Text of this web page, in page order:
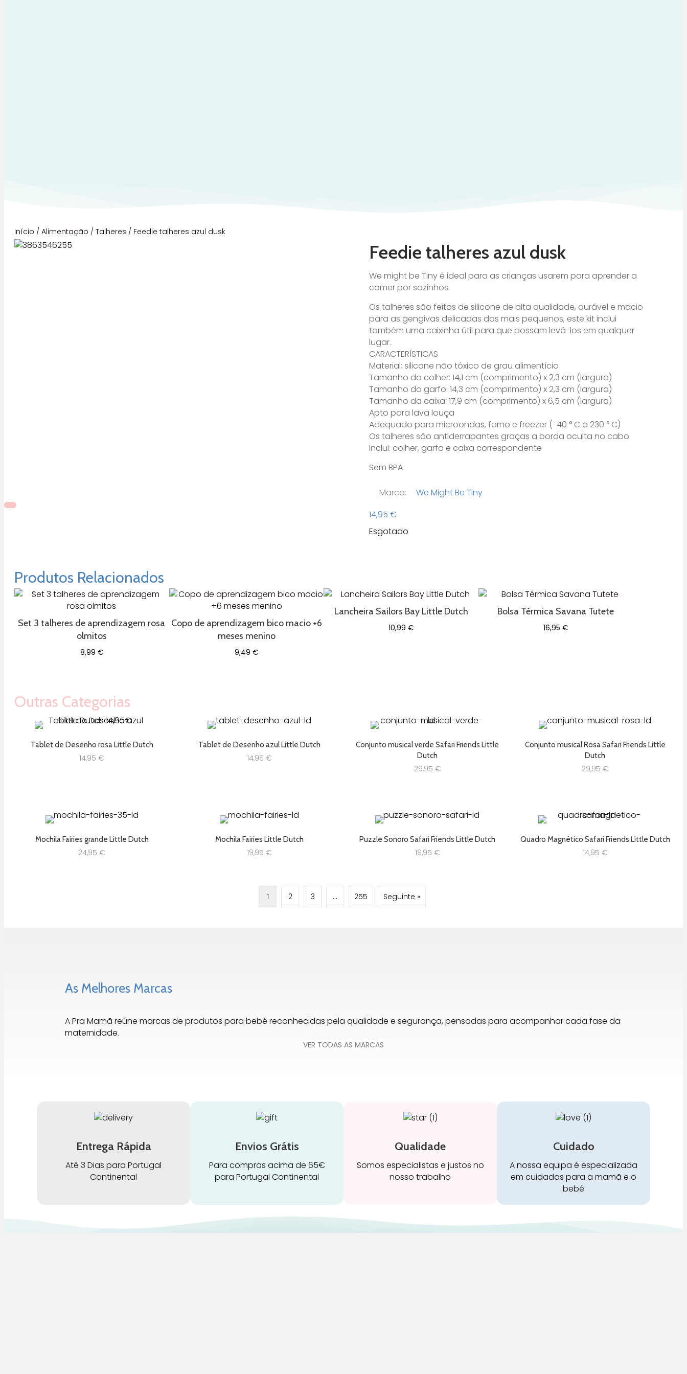
Início / Alimentação / Talheres / Feedie talheres azul dusk
Feedie talheres azul dusk
We might be Tiny é ideal para as crianças usarem para aprender a
comer por sozinhos.
Os talheres são feitos de silicone de alta qualidade, durável e macio
para as gengivas delicadas dos mais pequenos, este kit inclui
também uma caixinha útil para que possam levá-los em qualquer
lugar.
CARACTERÍSTICAS
Material: silicone não tóxico de grau alimentício
Tamanho da colher: 14,1 cm (comprimento) x 2,3 cm (largura)
Tamanho do garfo: 14,3 cm (comprimento) x 2,3 cm (largura)
Tamanho da caixa: 17,9 cm (comprimento) x 6,5 cm (largura)
Apto para lava louça
Adequado para microondas, forno e freezer (-40 ° C a 230 ° C)
Os talheres são antiderrapantes graças a borda oculta no cabo
Inclui: colher, garfo e caixa correspondente
Sem BPA
Marca:
We Might Be Tiny
14,95 €
Esgotado
Produtos Relacionados
Set 3 talheres de aprendizagem rosa
olmitos
8,99 €
Copo de aprendizagem bico macio +6
meses menino
9,49 €
Lancheira Sailors Bay Little Dutch
10,99€
Bolsa Térmica Savana Tutete
16,95€
Outras Categorias
Tablet de Desenho rosa Little Dutch
14,95 €
Tablet de Desenho azul Little Dutch
14,95 €
Conjunto musical verde Safari Friends Little
Dutch
29,95 €
Conjunto musical Rosa Safari Friends Little
Dutch
29,95 €
Mochila Fairies grande Little Dutch
24,95 €
Mochila Fairies Little Dutch
19,95 €
Puzzle Sonoro Safari Friends Little Dutch
19,95 €
Quadro Magnético Safari Friends Little Dutch
14,95 €
1 2 3 … 255 Seguinte »
As Melhores Marcas
A Pra Mamã reúne marcas de produtos para bebé reconhecidas pela qualidade e segurança, pensadas para acompanhar cada fase da
maternidade.
VER TODAS AS MARCAS
Entrega Rápida
Até 3 Dias para Portugal
Continental
Envios Grátis
Para compras acima de 65€
para Portugal Continental
Qualidade
Somos especialistas e justos no
nosso trabalho
Cuidado
A nossa equipa é especializada
em cuidados para a mamã e o
bebé